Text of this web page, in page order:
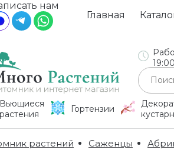
Главная
нам
Вьющиеся
растения
Гортензии
растений Саженцы